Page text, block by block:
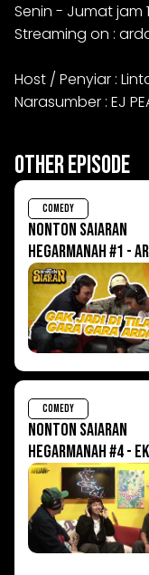
Senin - Jumat jam
Streaming on :
Host / Penyiar :
Narasumber : EJ
Other Episode
COMEDY
NONTON SAIARAN
HEGARMANAH #1 -
COMEDY
NONTON SAIARAN
HEGARMANAH #4 -